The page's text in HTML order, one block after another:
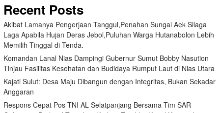
Recent Posts
Akibat Lamanya Pengerjaan Tanggul,Penahan Sungai Aek Silaga
Laga Apabila Hujan Deras Jebol,Puluhan Warga Hutanabolon Lebih
Memilih Tinggal di Tenda.
Komandan Lanal Nias Dampingi Gubernur Sumut Bobby Nasution
Tinjau Fasilitas Kesehatan dan Budidaya Rumput Laut di Nias Utara
Kajati Sulut: Desa Maju Dibangun dengan Integritas, Bukan Sekadar
Anggaran
Respons Cepat Pos TNI AL Selatpanjang Bersama Tim SAR